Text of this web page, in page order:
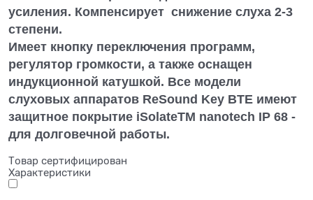
усиления. Компенсирует снижение слуха 2-3
степени.
Имеет кнопку переключения программ,
регулятор громкости, а также оснащен
индукционной катушкой. Все модели
слуховых аппаратов ReSound Key BTE имеют
защитное покрытие iSolateTM nanotech IP 68 -
для долговечной работы.
Товар сертифицирован
Характеристики